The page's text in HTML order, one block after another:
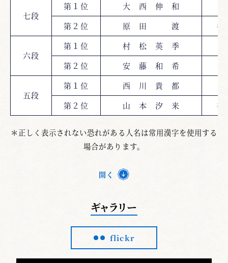
七段
第１位 大 西 伸 和
第２位
原 田 渡 神
六段
第１位 村 松 英 季
第２位
安 藤 和 希
五段
第１位 西 川 貴 都
第２位
山 本 汐 来 神
＊正しく表示されない恐れがある人名は常用漢字を使用する
場合があります。
開く
ギャラリー
flickr